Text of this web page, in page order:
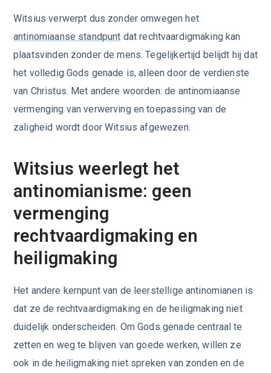
Witsius verwerpt dus zonder omwegen het
antinomiaanse standpunt dat rechtvaardigmaking kan
plaatsvinden zonder de mens. Tegelijkertijd belijdt hij dat
het volledig Gods genade is, alleen door de verdienste
van Christus. Met andere woorden: de antinomiaanse
vermenging van verwerving en toepassing van de
zaligheid wordt door Witsius afgewezen.
Witsius weerlegt het
antinomianisme: geen
vermenging
rechtvaardigmaking en
heiligmaking
Het andere kernpunt van de leerstellige antinomianen is
dat ze de rechtvaardigmaking en de heiligmaking niet
duidelijk onderscheiden. Om Gods genade centraal te
zetten en weg te blijven van goede werken, willen ze
ook in de heiligmaking niet spreken van zonden en de